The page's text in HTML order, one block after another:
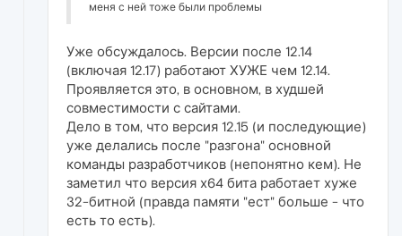
меня с ней тоже были проблемы
Уже обсуждалось. Версии после 12.14
(включая 12.17) работают ХУЖЕ чем 12.14.
Проявляется это, в основном, в худшей
совместимости с сайтами.
Дело в том, что версия 12.15 (и последующие)
уже делались после "разгона" основной
команды разработчиков (непонятно кем). Не
заметил что версия х64 бита работает хуже
32-битной (правда памяти "ест" больше - что
есть то есть).